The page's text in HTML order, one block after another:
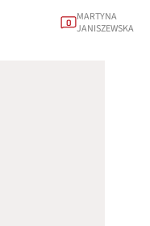
0
MARTYNA
JANISZEWSKA